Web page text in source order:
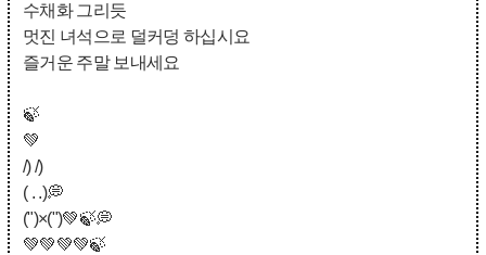
수채화 그리듯
멋진 녀석으로 덜커덩 하십시요
즐거운 주말 보내세요
🍃
💚
/) /)
( . .)💭
(")×(")💚🍃💭
💚💚💚💚🍃